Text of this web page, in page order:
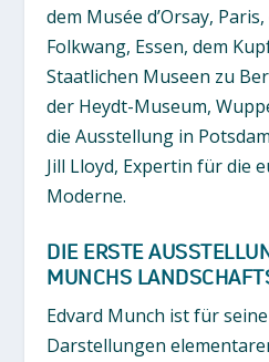
dem Musée d’Orsay,
Folkwang, Essen, dem
Staatlichen Museen zu
der Heydt-Museum,
die Ausstellung in
Jill Lloyd, Expertin für die
Moderne.
DIE ERSTE
MUNCHS
Edvard Munch ist für
Darstellungen